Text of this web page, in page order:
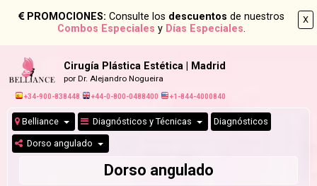
X
PROMOCIONES: Consulte los descuentos de nuestros
Combos Especiales y Días Especiales.
Cirugía Plástica Estética | Madrid
por Dr. Alejandro Nogueira
+34-900-838448 +44-0-800-0488400 +1-844-4000840
Belliance Diagnósticos y Técnicas Diagnósticos
Dorso angulado
Dorso angulado